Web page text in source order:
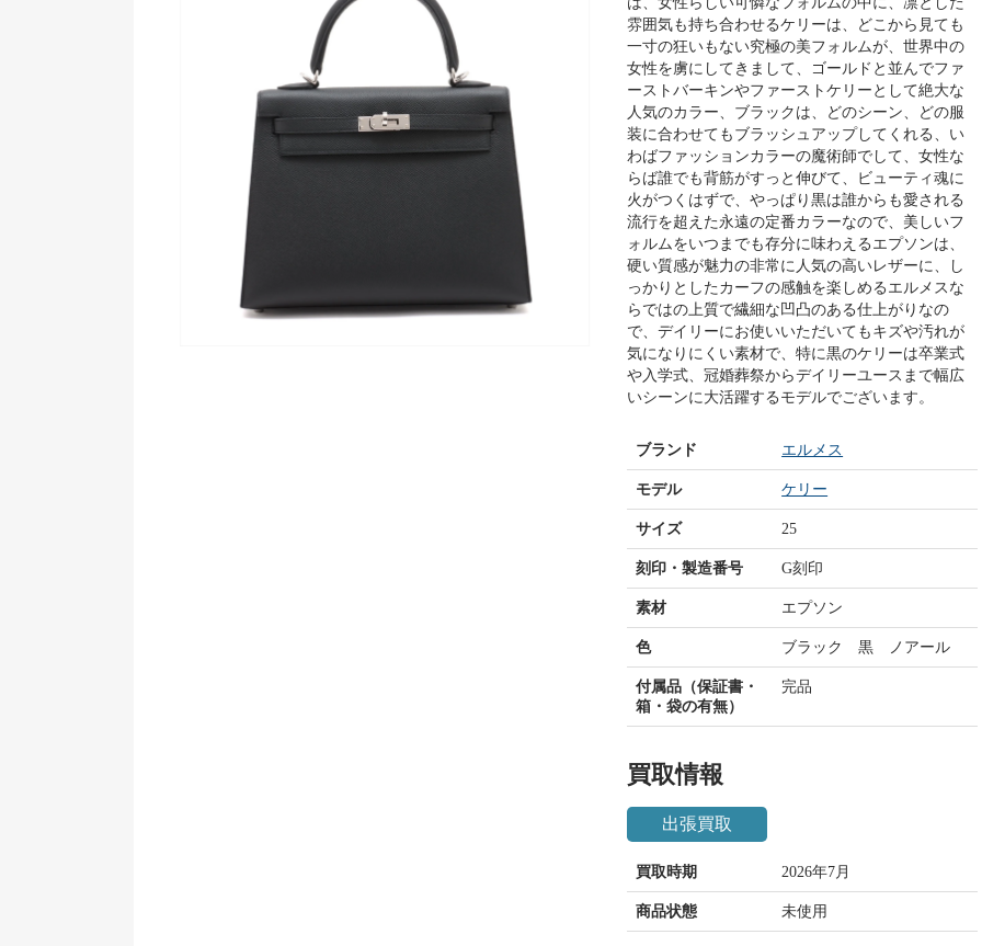
雰囲気も持ち合わせるケリーは、どこから見ても
一寸の狂いもない究極の美フォルムが、世界中の
女性を虜にしてきまして、ゴールドと並んでファ
ーストバーキンやファーストケリーとして絶大な
人気のカラー、ブラックは、どのシーン、どの服
装に合わせてもブラッシュアップしてくれる、い
わばファッションカラーの魔術師でして、女性な
らば誰でも背筋がすっと伸びて、ビューティ魂に
火がつくはずで、やっぱり黒は誰からも愛される
流行を超えた永遠の定番カラーなので、美しいフ
ォルムをいつまでも存分に味わえるエプソンは、
硬い質感が魅力の非常に人気の高いレザーに、し
っかりとしたカーフの感触を楽しめるエルメスな
らではの上質で繊細な凹凸のある仕上がりなの
で、デイリーにお使いいただいてもキズや汚れが
気になりにくい素材で、特に黒のケリーは卒業式
や入学式、冠婚葬祭からデイリーユースまで幅広
いシーンに大活躍するモデルでございます。
ブランド エルメス
モデル ケリー
サイズ 25
刻印・製造番号 G刻印
素材 エプソン
色 ブラック 黒 ノアール
付属品（保証書・
箱・袋の有無）
完品
買取情報
出張買取
買取時期 2026年7月
商品状態 未使用